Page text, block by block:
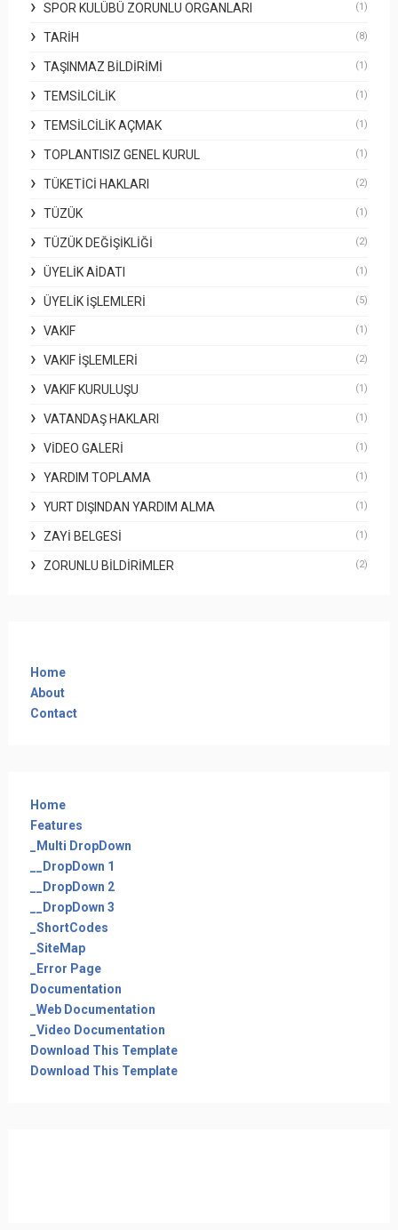
SPOR KULÜBÜ ZORUNLU ORGANLARI (1)
TARIH (8)
TAŞINMAZ BILDIRIMI (1)
TEMSILCILIK (1)
TEMSILCILIK AÇMAK (1)
TOPLANTISIZ GENEL KURUL (1)
TÜKETICI HAKLARI (2)
TÜZÜK (1)
TÜZÜK DEĞIŞIKLIĞI (2)
ÜYELIK AIDATI (1)
ÜYELIK İŞLEMLERI (5)
VAKIF (1)
VAKIF İŞLEMLERI (2)
VAKIF KURULUŞU (1)
VATANDAŞ HAKLARI (1)
VIDEO GALERI (1)
YARDIM TOPLAMA (1)
YURT DIŞINDAN YARDIM ALMA (1)
ZAYI BELGESI (1)
ZORUNLU BILDIRIMLER (2)
Home
About
Contact
Home
Features
_Multi DropDown
__DropDown 1
__DropDown 2
__DropDown 3
_ShortCodes
_SiteMap
_Error Page
Documentation
_Web Documentation
_Video Documentation
Download This Template
Download This Template